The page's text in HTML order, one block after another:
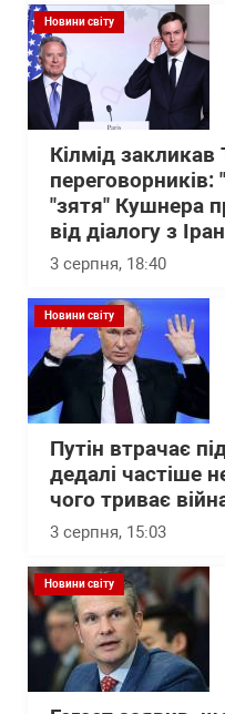
Новини світу
Кілмід
переговорників:
"зятя" Кушнера
від діалогу з
3 серпня, 18:40
Новини світу
Путін втрачає
дедалі частіше
чого триває
3 серпня, 15:03
Новини світу